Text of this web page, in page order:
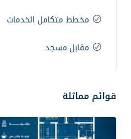
مخطط متكامل الخدمات
مقابل مسجد
قوائم مماثلة